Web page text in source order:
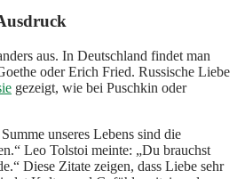
aus. In Deutschland findet man
oder Erich Fried. Russische Liebe
gezeigt, wie bei Puschkin oder
unseres Lebens sind die
Leo Tolstoi meinte: „Du brauchst
Diese Zitate zeigen, dass Liebe sehr